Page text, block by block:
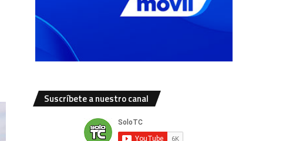
Suscríbete a nuestro canal